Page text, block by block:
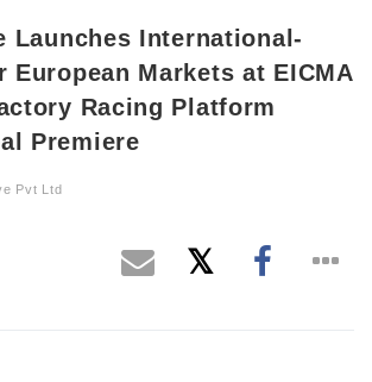
Launches International-
European Markets at EICMA
Racing Platform
Premiere
Pvt Ltd